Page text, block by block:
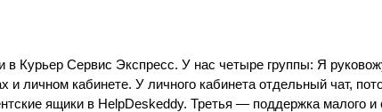
в Курьер Сервис Экспресс. У нас четыре группы: Я
личном кабинете. У личного кабинета отдельный чат,
ящики в HelpDeskeddy. Третья — поддержка малого